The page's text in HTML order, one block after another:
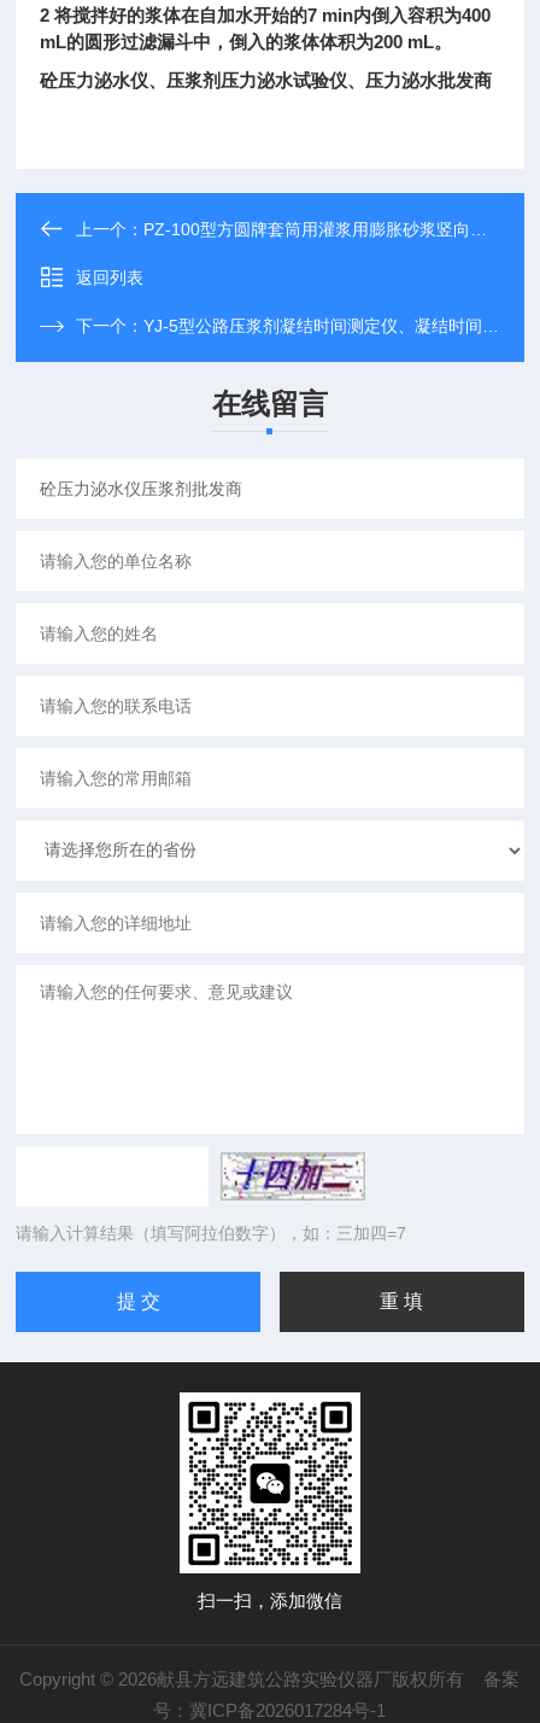
2将搅拌好的浆体在自加水开始的7 min内倒入容积为400
mL的圆形过滤漏斗中，倒入的浆体体积为200 mL。
砼压力泌水仪、压浆剂压力泌水试验仪、压力泌水批发商
上一个： PZ-100型方圆牌套筒用灌浆用膨胀砂浆竖向膨胀率测定仪价格用途
返回列表
下一个：YJ-5型公路压浆剂凝结时间测定仪、凝结时间试验仪
在线留言
请输入计算结果（填写阿拉伯数字），如：三加四=7
扫一扫，添加微信
Copyright © 2026献县方远建筑公路实验仪器厂版权所有 备案
号：冀ICP备2026017284号-1